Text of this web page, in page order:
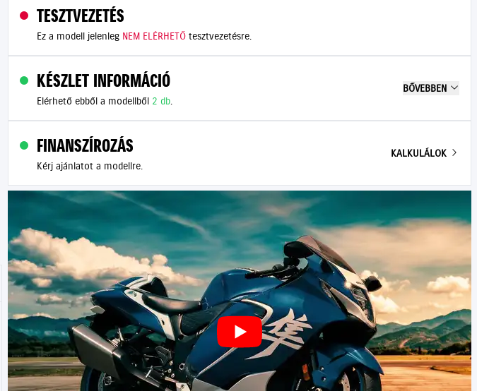
TESZTVEZETÉS
Ez a modell jelenleg NEM ELÉRHETŐ tesztvezetésre.
KÉSZLET INFORMÁCIÓ
Elérhető ebből a modellből 2 db.
BŐVEBBEN
FINANSZÍROZÁS
Kérj ajánlatot a modellre.
KALKULÁLOK